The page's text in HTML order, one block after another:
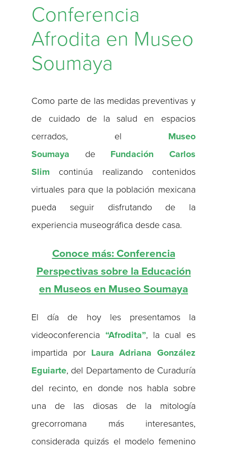
Conferencia
Afrodita en Museo
Soumaya
Como parte de las medidas preventivas y
de cuidado de la salud en espacios
cerrados, el Museo
Soumaya de Fundación Carlos
Slim continúa realizando contenidos
virtuales para que la población mexicana
pueda seguir disfrutando de la
experiencia museográfica desde casa.
Conoce más: Conferencia
Perspectivas sobre la Educación
en Museos en Museo Soumaya
El día de hoy les presentamos la
videoconferencia “Afrodita”, la cual es
impartida por Laura Adriana González
Eguiarte, del Departamento de Curaduría
del recinto, en donde nos habla sobre
una de las diosas de la mitología
grecorromana más interesantes,
considerada quizás el modelo femenino